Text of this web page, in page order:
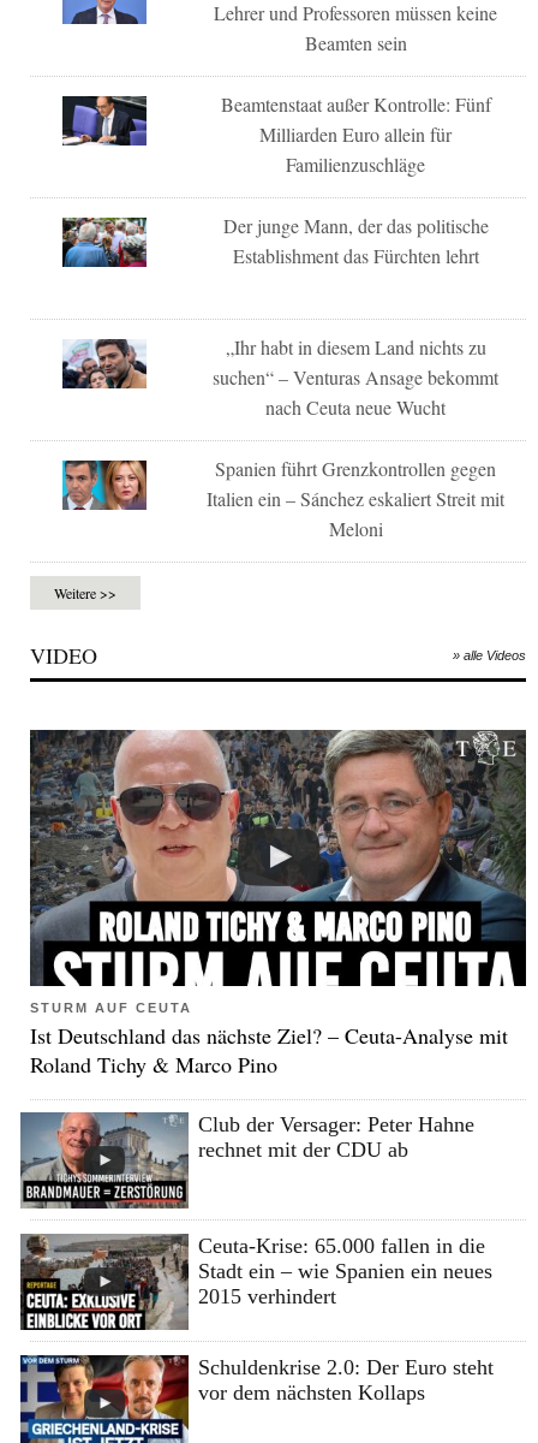
Lehrer und Professoren müssen keine
Beamten sein
Beamtenstaat außer Kontrolle: Fünf
Milliarden Euro allein für
Familienzuschläge
Der junge Mann, der das politische
Establishment das Fürchten lehrt
„Ihr habt in diesem Land nichts zu
suchen“ – Venturas Ansage bekommt
nach Ceuta neue Wucht
Spanien führt Grenzkontrollen gegen
Italien ein – Sánchez eskaliert Streit mit
Meloni
Weitere >>
VIDEO » alle Videos
STURM AUF CEUTA
Ist Deutschland das nächste Ziel? – Ceuta-Analyse mit
Roland Tichy & Marco Pino
Club der Versager: Peter Hahne
rechnet mit der CDU ab
Ceuta-Krise: 65.000 fallen in die
Stadt ein – wie Spanien ein neues
2015 verhindert
Schuldenkrise 2.0: Der Euro steht
vor dem nächsten Kollaps